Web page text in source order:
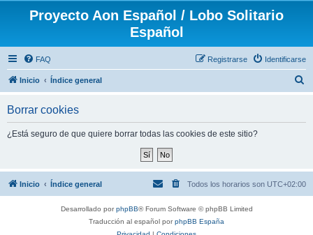
Proyecto Aon Español / Lobo Solitario
Español
FAQ Identificarse
Registrarse
Inicio Índice general
Borrar cookies
¿Está seguro de que quiere borrar todas las cookies de este sitio?
Inicio Índice general Todos los horarios son UTC+02:00
Desarrollado porphpBB® Forum Software © phpBB Limited
Traducción al español porphpBB España